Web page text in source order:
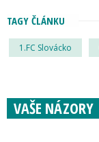
TAGY ČLÁNKU
1.FC Slovácko
VAŠE NÁZORY